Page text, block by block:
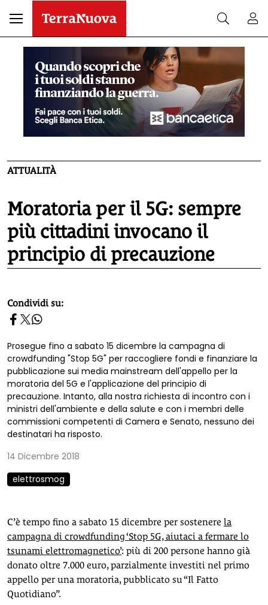
ATTUALITÀ
Moratoria per il 5G: sempre
più cittadini invocano il
principio di precauzione
homepage h2
Condividi su:
Prosegue fino a sabato 15 dicembre la campagna di
crowdfunding "Stop 5G" per raccogliere fondi e finanziare la
pubblicazione sui media mainstream dell'appello per la
moratoria del 5G e l'applicazione del principio di
precauzione. Intanto, alla nostra richiesta di incontro con i
ministri dell'ambiente e della salute e con i membri delle
commissioni competenti di Camera e Senato, nessuno dei
destinatari ha risposto.
14 Dicembre 2018
elettrosmog
C’è tempo fino a sabato 15 dicembre per sostenere la
campagna di crowdfunding ‘Stop 5G, aiutaci a fermare lo
tsunami elettromagnetico’: più di 200 persone hanno già
donato oltre 7.000 euro, parzialmente investiti nel primo
appello per una moratoria, pubblicato su “Il Fatto
Quotidiano”.